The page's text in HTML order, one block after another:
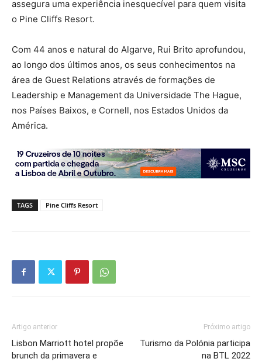
assegura uma experiência inesquecível para quem visita
o Pine Cliffs Resort.
Com 44 anos e natural do Algarve, Rui Brito aprofundou,
ao longo dos últimos anos, os seus conhecimentos na
área de Guest Relations através de formações de
Leadership e Management da Universidade The Hague,
nos Países Baixos, e Cornell, nos Estados Unidos da
América.
TAGS Pine Cliffs Resort
Artigo anterior
Lisbon Marriott hotel propõe
brunch da primavera e
Próximo artigo
Turismo da Polónia participa
na BTL 2022